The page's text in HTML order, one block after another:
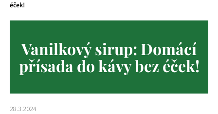
éček!
Vanilkový sirup: Domácí
přísada do kávy bez éček!
28.3.2024